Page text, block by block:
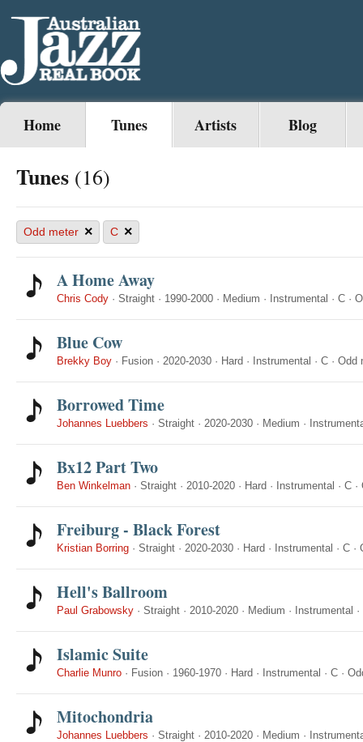
Home Tunes Artists Blog
Tunes (16)
Odd meter × C ×
A Home Away
Chris Cody · Straight · 1990-2000 · Medium · Instrumental · C ·
Blue Cow
Brekky Boy · Fusion · 2020-2030 · Hard · Instrumental · C · Odd
Borrowed Time
Johannes Luebbers · Straight · 2020-2030 · Medium ·
Bx12 Part Two
Ben Winkelman · Straight · 2010-2020 · Hard · Instrumental · C ·
Freiburg - Black Forest
Kristian Borring · Straight · 2020-2030 · Hard · Instrumental · C ·
Hell's Ballroom
Paul Grabowsky · Straight · 2010-2020 · Medium · Instrumental ·
Islamic Suite
Charlie Munro · Fusion · 1960-1970 · Hard · Instrumental · C ·
Mitochondria
Johannes Luebbers · Straight · 2010-2020 · Medium ·